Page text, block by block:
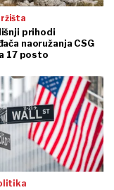
prihodi
naoružanja CSG
17 posto